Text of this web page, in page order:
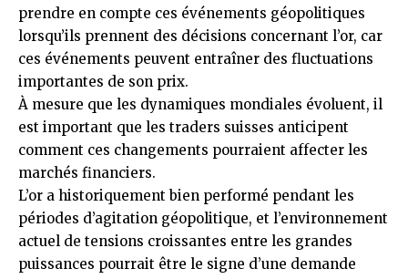
prendre en compte ces événements géopolitiques
lorsqu’ils prennent des décisions concernant l’or, car
ces événements peuvent entraîner des fluctuations
importantes de son prix.
À mesure que les dynamiques mondiales évoluent, il
est important que les traders suisses anticipent
comment ces changements pourraient affecter les
marchés financiers.
L’or a historiquement bien performé pendant les
périodes d’agitation géopolitique, et l’environnement
actuel de tensions croissantes entre les grandes
puissances pourrait être le signe d’une demande